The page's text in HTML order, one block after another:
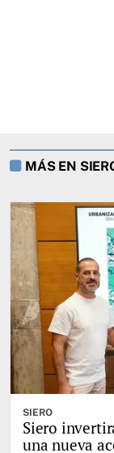
MÁS EN
SIERO
Siero
una nueva